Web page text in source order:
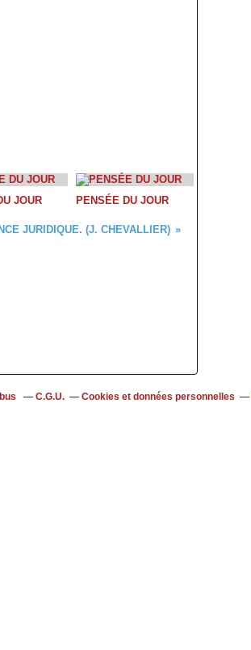
JOUR PENSÉE DU JOUR
JURIDIQUE. (J. CHEVALLIER)
C.G.U. Cookies et données personnelles